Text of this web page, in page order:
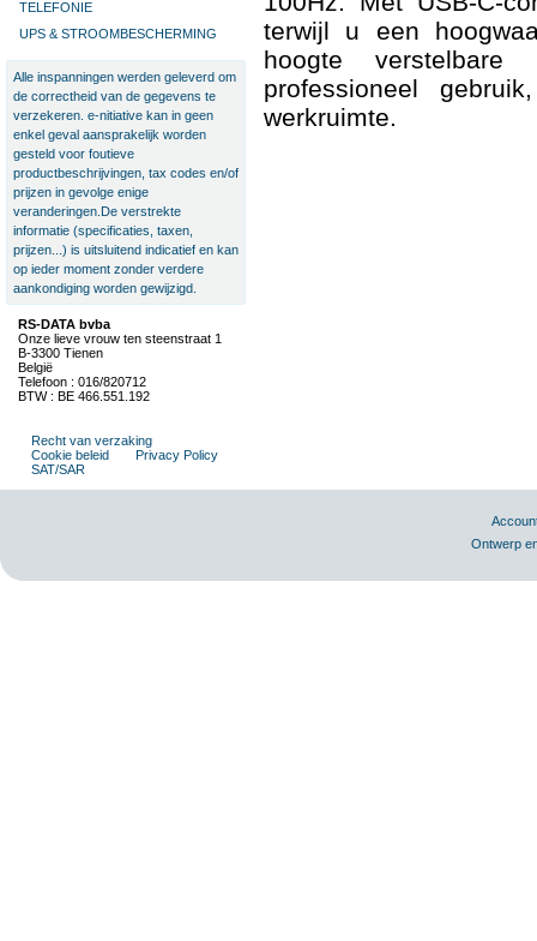
TELEFONIE
UPS & STROOMBESCHERMING
Alle inspanningen werden geleverd om
de correctheid van de gegevens te
verzekeren. e-nitiative kan in geen
enkel geval aansprakelijk worden
gesteld voor foutieve
productbeschrijvingen, tax codes en/of
prijzen in gevolge enige
veranderingen.De verstrekte
informatie (specificaties, taxen,
prijzen...) is uitsluitend indicatief en kan
op ieder moment zonder verdere
aankondiging worden gewijzigd.
RS-DATA bvba
Onze lieve vrouw ten steenstraat 1
B-3300 Tienen
België
Telefoon : 016/820712
BTW : BE 466.551.192
Recht van verzaking
Cookie beleid
Privacy Policy
SAT/SAR
terwijl u een
hoogte verstelbare
professioneel
werkruimte.
Ontwerp